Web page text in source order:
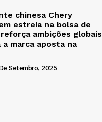
chinesa Chery
estreia na bolsa de
ambições globais
marca aposta na
Setembro, 2025